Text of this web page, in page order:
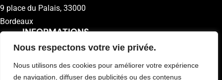
Nous respectons votre vie privée.
Nous utilisons des cookies pour améliorer votre expérience
de navigation, diffuser des publicités ou des contenus
INFORMATIONS
9 place du Palais, 33000
Bordeaux